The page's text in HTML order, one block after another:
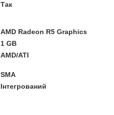
Так
AMD Radeon R5 Graphics
1 GB
AMD/ATI
SMA
Інтегрований